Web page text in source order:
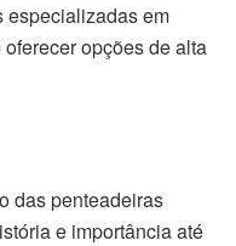
especializadas em
opções de alta
das penteadeiras
e importância até